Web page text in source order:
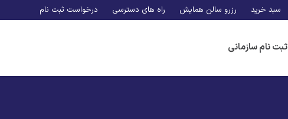
سبد خرید رزرو سالن همایش راه های دسترسی درخواست ثبت نام
ثبت نام سازمانی